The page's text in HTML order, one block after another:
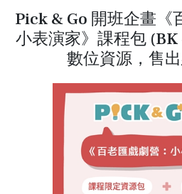
Pick & Go 開班企畫《
小表演家》課程包
數位資源，售